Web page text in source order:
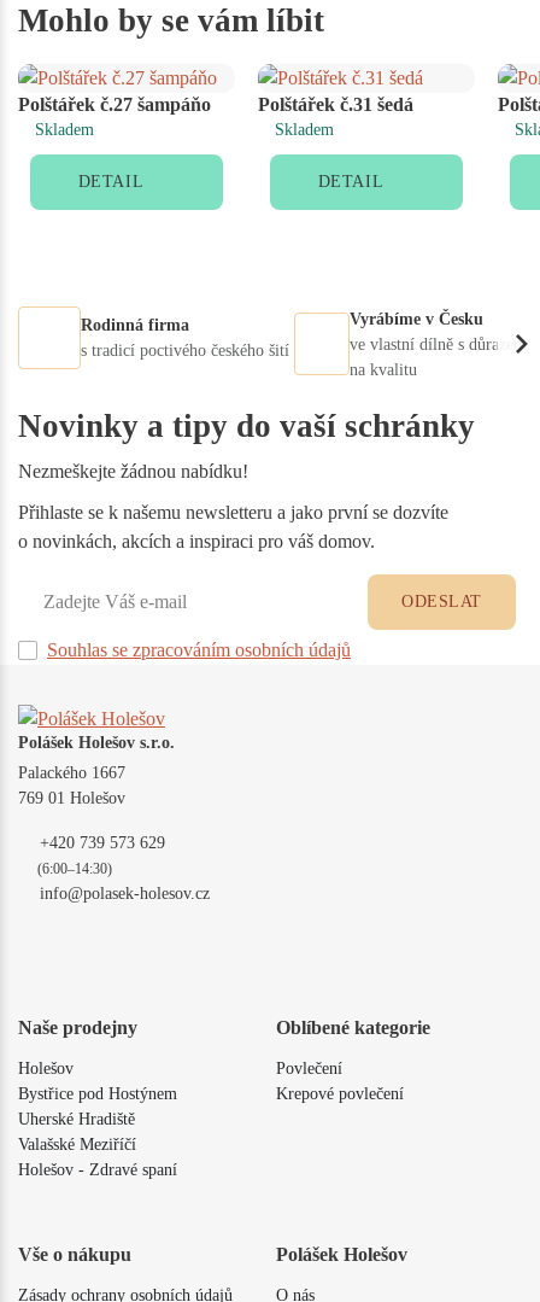
Mohlo by se vám líbit
Polštářek č.27 šampáňo
Skladem
DETAIL
Polštářek č.31 šedá
Skladem
DETAIL
Rodinná firma
s tradicí poctivého českého šití
Vyrábíme v Česku
ve vlastní dílně s důrazem
na kvalitu
Novinky a tipy do vaší schránky
Nezmeškejte žádnou nabídku!
Přihlaste se k našemu newsletteru a jako první se dozvíte
o novinkách, akcích a inspiraci pro váš domov.
Souhlas se zpracováním osobních údajů
ODESLAT
Polášek Holešov s.r.o.
Palackého 1667
769 01 Holešov
+420 739 573 629
(6:00–14:30)
info@polasek-holesov.cz
Naše prodejny
Holešov
Bystřice pod Hostýnem
Uherské Hradiště
Valašské Meziříčí
Holešov - Zdravé spaní
Oblíbené kategorie
Povlečení
Krepové povlečení
Vše o nákupu
Zásady ochrany osobních údajů
Polášek Holešov
O nás